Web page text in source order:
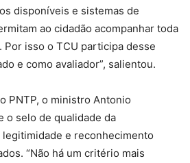
disponíveis e sistemas de
ao cidadão acompanhar toda
Por isso o TCU participa desse
e como avaliador”, salientou.
PNTP, o ministro Antonio
o selo de qualidade da
e reconhecimento
“Não há um critério mais